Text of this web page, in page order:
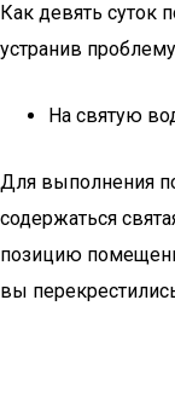
Как девять суток
устранив
На святую
Для выполнения
содержаться
позицию
вы